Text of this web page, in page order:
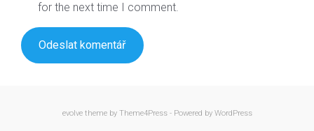
for the next time I comment.
evolvetheme by Theme4Press - Powered by WordPress